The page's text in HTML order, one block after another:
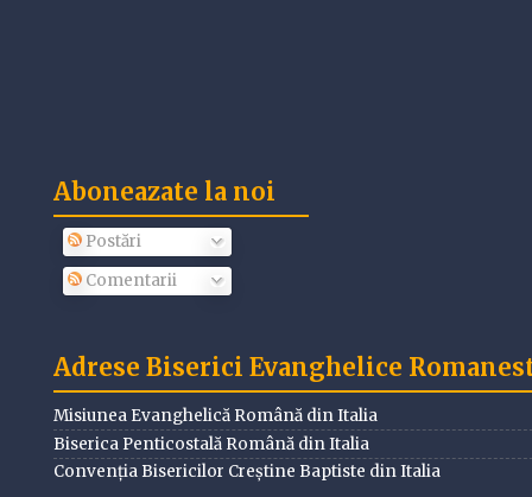
Aboneazate la noi
Postări
Comentarii
Adrese Biserici Evanghelice
Misiunea Evanghelică Română din Italia
Biserica Penticostală Română din Italia
Convenția Bisericilor Creștine Baptiste din Italia